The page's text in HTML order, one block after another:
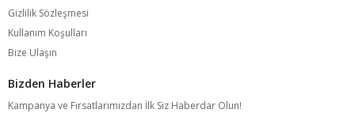
Gizlilik Sözleşmesi
Kullanım Koşulları
Bize Ulaşın
Bizden Haberler
Kampanya ve Fırsatlarımızdan İlk Siz Haberdar Olun!